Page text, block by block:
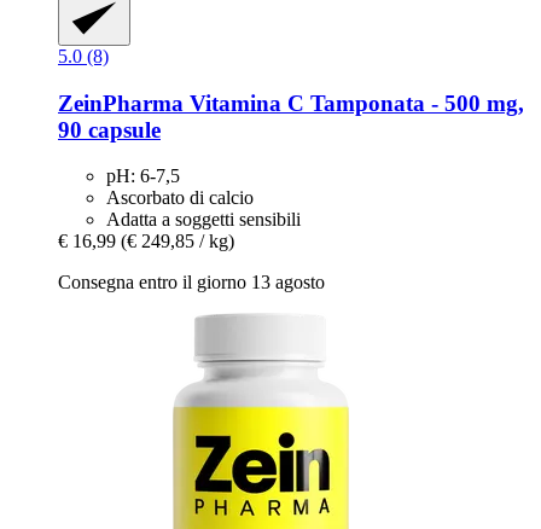
5.0 (8)
ZeinPharma Vitamina C Tamponata -​ 500 mg,
90 capsule
pH: 6-7,5
Ascorbato di calcio
Adatta a soggetti sensibili
€ 16,99 (€ 249,85 / kg)
Consegna entro il giorno 13 agosto